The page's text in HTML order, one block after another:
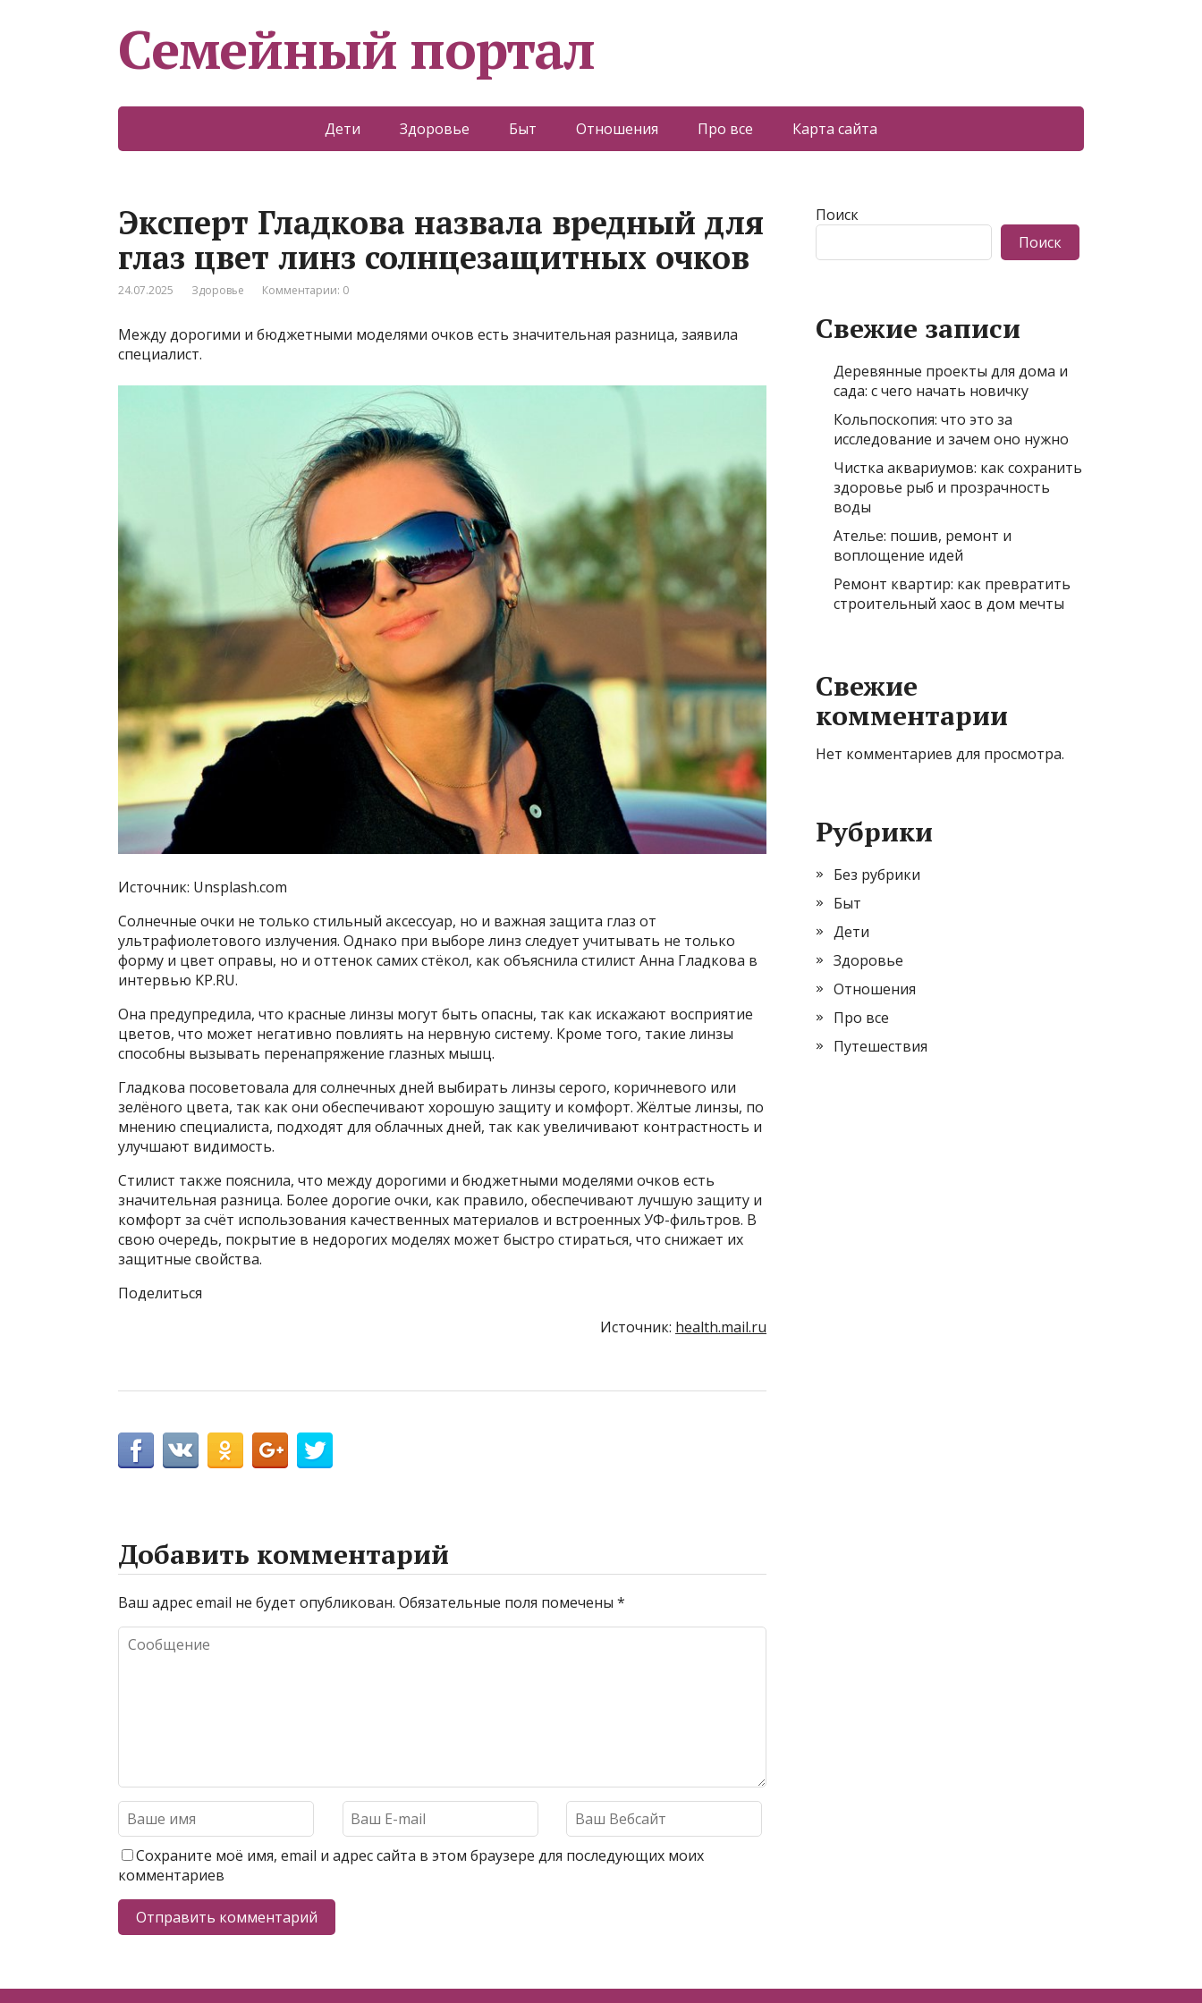
Семейный портал
Дети Здоровье Быт Отношения Про все Карта сайта
Эксперт Гладкова назвала вредный для
глаз цвет линз солнцезащитных очков
24.07.2025 Здоровье Комментарии: 0
Между дорогими и бюджетными моделями очков есть значительная разница, заявила
специалист.
Источник: Unsplash.com
Солнечные очки не только стильный аксессуар, но и важная защита глаз от
ультрафиолетового излучения. Однако при выборе линз следует учитывать не только
форму и цвет оправы, но и оттенок самих стёкол, как объяснила стилист Анна Гладкова в
интервью KP.RU.
Она предупредила, что красные линзы могут быть опасны, так как искажают восприятие
цветов, что может негативно повлиять на нервную систему. Кроме того, такие линзы
способны вызывать перенапряжение глазных мышц.
Гладкова посоветовала для солнечных дней выбирать линзы серого, коричневого или
зелёного цвета, так как они обеспечивают хорошую защиту и комфорт. Жёлтые линзы, по
мнению специалиста, подходят для облачных дней, так как увеличивают контрастность и
улучшают видимость.
Стилист также пояснила, что между дорогими и бюджетными моделями очков есть
значительная разница. Более дорогие очки, как правило, обеспечивают лучшую защиту и
комфорт за счёт использования качественных материалов и встроенных УФ-фильтров. В
свою очередь, покрытие в недорогих моделях может быстро стираться, что снижает их
защитные свойства.
Поделиться
Источник: health.mail.ru
Добавить комментарий
Ваш адрес email не будет опубликован. Обязательные поля помечены *
Сохраните моё имя, email и адрес сайта в этом браузере для последующих моих
комментариев
Поиск
Поиск
Свежие записи
Деревянные проекты для дома и
сада: с чего начать новичку
Кольпоскопия: что это за
исследование и зачем оно нужно
Чистка аквариумов: как сохранить
здоровье рыб и прозрачность
воды
Ателье: пошив, ремонт и
воплощение идей
Ремонт квартир: как превратить
строительный хаос в дом мечты
Свежие
комментарии
Нет комментариев для просмотра.
Рубрики
Без рубрики
Быт
Дети
Здоровье
Отношения
Про все
Путешествия